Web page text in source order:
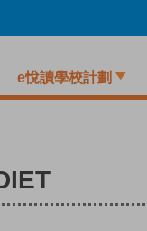
e悅讀學校計劃